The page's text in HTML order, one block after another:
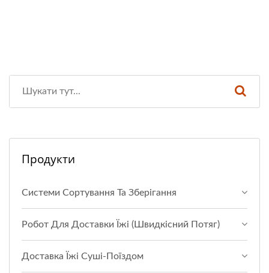
Продукти
Системи Сортування Та Зберігання
Робот Для Доставки Їжі (Швидкісний Потяг)
Доставка Їжі Суші-Поїздом